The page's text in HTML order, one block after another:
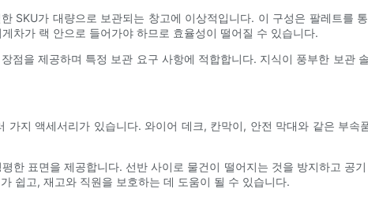
SKU가 대량으로 보관되는 창고에 이상적입니다. 이 구성은 팔레트를
차가 랙 안으로 들어가야 하므로 효율성이 떨어질 수 있습니다.
을 제공하며 특정 보관 요구 사항에 적합합니다. 지식이 풍부한 보관
지 액세서리가 있습니다. 와이어 데크, 칸막이, 안전 막대와 같은 부속
한 표면을 제공합니다. 선반 사이로 물건이 떨어지는 것을 방지하고 공
쉽고, 재고와 직원을 보호하는 데 도움이 될 수 있습니다.